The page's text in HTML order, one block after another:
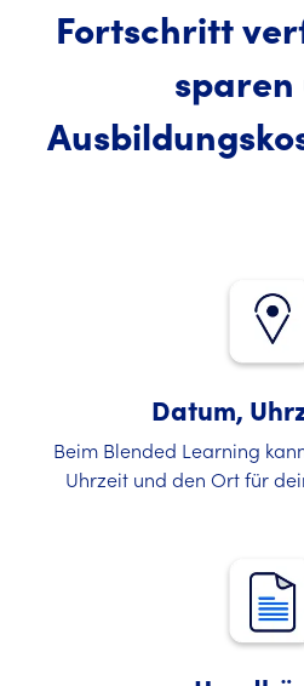
Fortschritt
sparen
Datum,
Beim Blended Learning
Uhrzeit und den Ort für